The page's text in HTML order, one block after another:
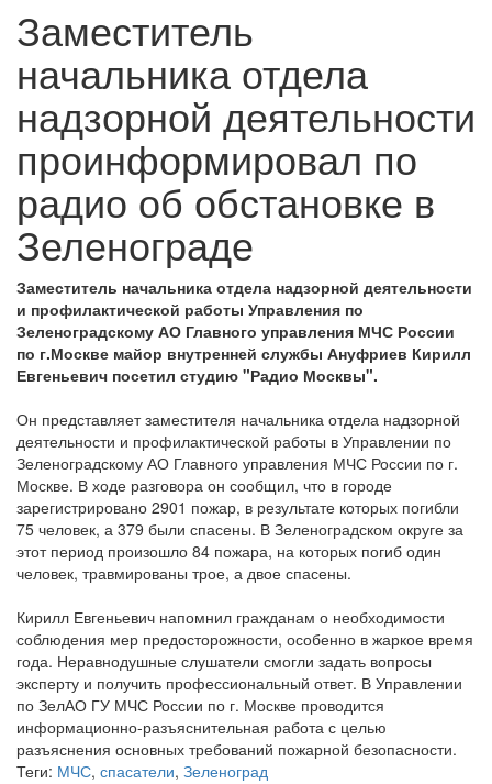
Заместитель
начальника отдела
надзорной деятельности
проинформировал по
радио об обстановке в
Зеленограде
Заместитель начальника отдела надзорной деятельности
и профилактической работы Управления по
Зеленоградскому АО Главного управления МЧС России
по г.Москве майор внутренней службы Ануфриев Кирилл
Евгеньевич посетил студию "Радио Москвы".
Он представляет заместителя начальника отдела надзорной
деятельности и профилактической работы в Управлении по
Зеленоградскому АО Главного управления МЧС России по г.
Москве. В ходе разговора он сообщил, что в городе
зарегистрировано 2901 пожар, в результате которых погибли
75 человек, а 379 были спасены. В Зеленоградском округе за
этот период произошло 84 пожара, на которых погиб один
человек, травмированы трое, а двое спасены.
Кирилл Евгеньевич напомнил гражданам о необходимости
соблюдения мер предосторожности, особенно в жаркое время
года. Неравнодушные слушатели смогли задать вопросы
эксперту и получить профессиональный ответ. В Управлении
по ЗелАО ГУ МЧС России по г. Москве проводится
информационно-разъяснительная работа с целью
разъяснения основных требований пожарной безопасности.
Теги: МЧС, спасатели, Зеленоград